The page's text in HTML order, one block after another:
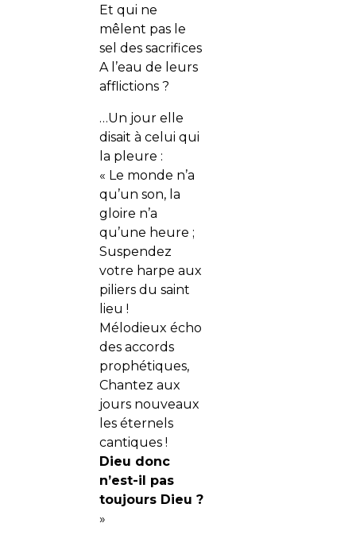
Et qui ne
mêlent pas le
sel des sacrifices
A l’eau de leurs
afflictions ?
…Un jour elle
disait à celui qui
la pleure :
« Le monde n’a
qu’un son, la
gloire n’a
qu’une heure ;
Suspendez
votre harpe aux
piliers du saint
lieu !
Mélodieux écho
des accords
prophétiques,
Chantez aux
jours nouveaux
les éternels
cantiques !
Dieu donc
n’est-il pas
toujours Dieu ?
»